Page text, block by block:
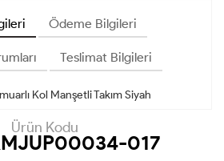
Ödeme Bilgileri
Teslimat Bilgileri
Kol Manşetli Takım Siyah
Ürün Kodu
017